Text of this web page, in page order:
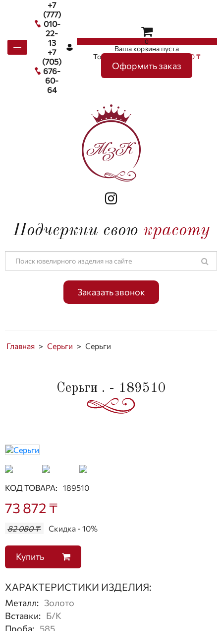
+7
(777)
010-
22-
13
+7
(705)
676-
60-
64
0
Ваша корзина пуста
Товаров в корзине
на сумму0 ₸
Оформить заказ
Подчеркни свою красоту
Заказать звонок
Главная > Серьги > Серьги
Серьги . - 189510
КОД ТОВАРА: 189510
73 872 ₸
82 080 ₸ Скидка - 10%
Купить
ХАРАКТЕРИСТИКИ ИЗДЕЛИЯ:
Металл: Золото
Вставки: Б/К
Проба: 585